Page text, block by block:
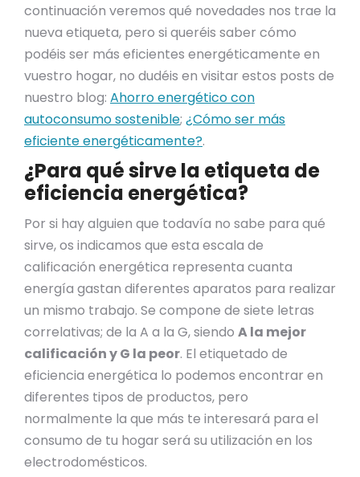
continuación veremos qué novedades nos trae la
nueva etiqueta, pero si queréis saber cómo
podéis ser más eficientes energéticamente en
vuestro hogar, no dudéis en visitar estos posts de
nuestro blog: Ahorro energético con
autoconsumo sostenible; ¿Cómo ser más
eficiente energéticamente?.
¿Para qué sirve la etiqueta de
eficiencia energética?
Por si hay alguien que todavía no sabe para qué
sirve, os indicamos que esta escala de
calificación energética representa cuanta
energía gastan diferentes aparatos para realizar
un mismo trabajo. Se compone de siete letras
correlativas; de la A a la G, siendo A la mejor
calificación y G la peor. El etiquetado de
eficiencia energética lo podemos encontrar en
diferentes tipos de productos, pero
normalmente la que más te interesará para el
consumo de tu hogar será su utilización en los
electrodomésticos.